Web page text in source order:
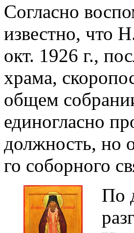
Согласно
известно, что
окт. 1926 г.,
храма,
общем
единогласно
должность, но
го соборного
По